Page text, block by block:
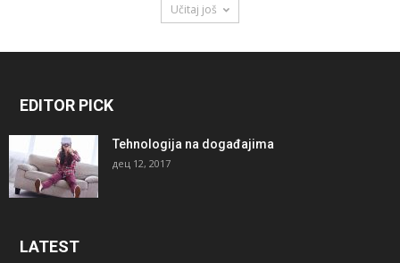
Učitaj još
EDITOR PICK
Tehnologija na događajima
дец 12, 2017
LATEST